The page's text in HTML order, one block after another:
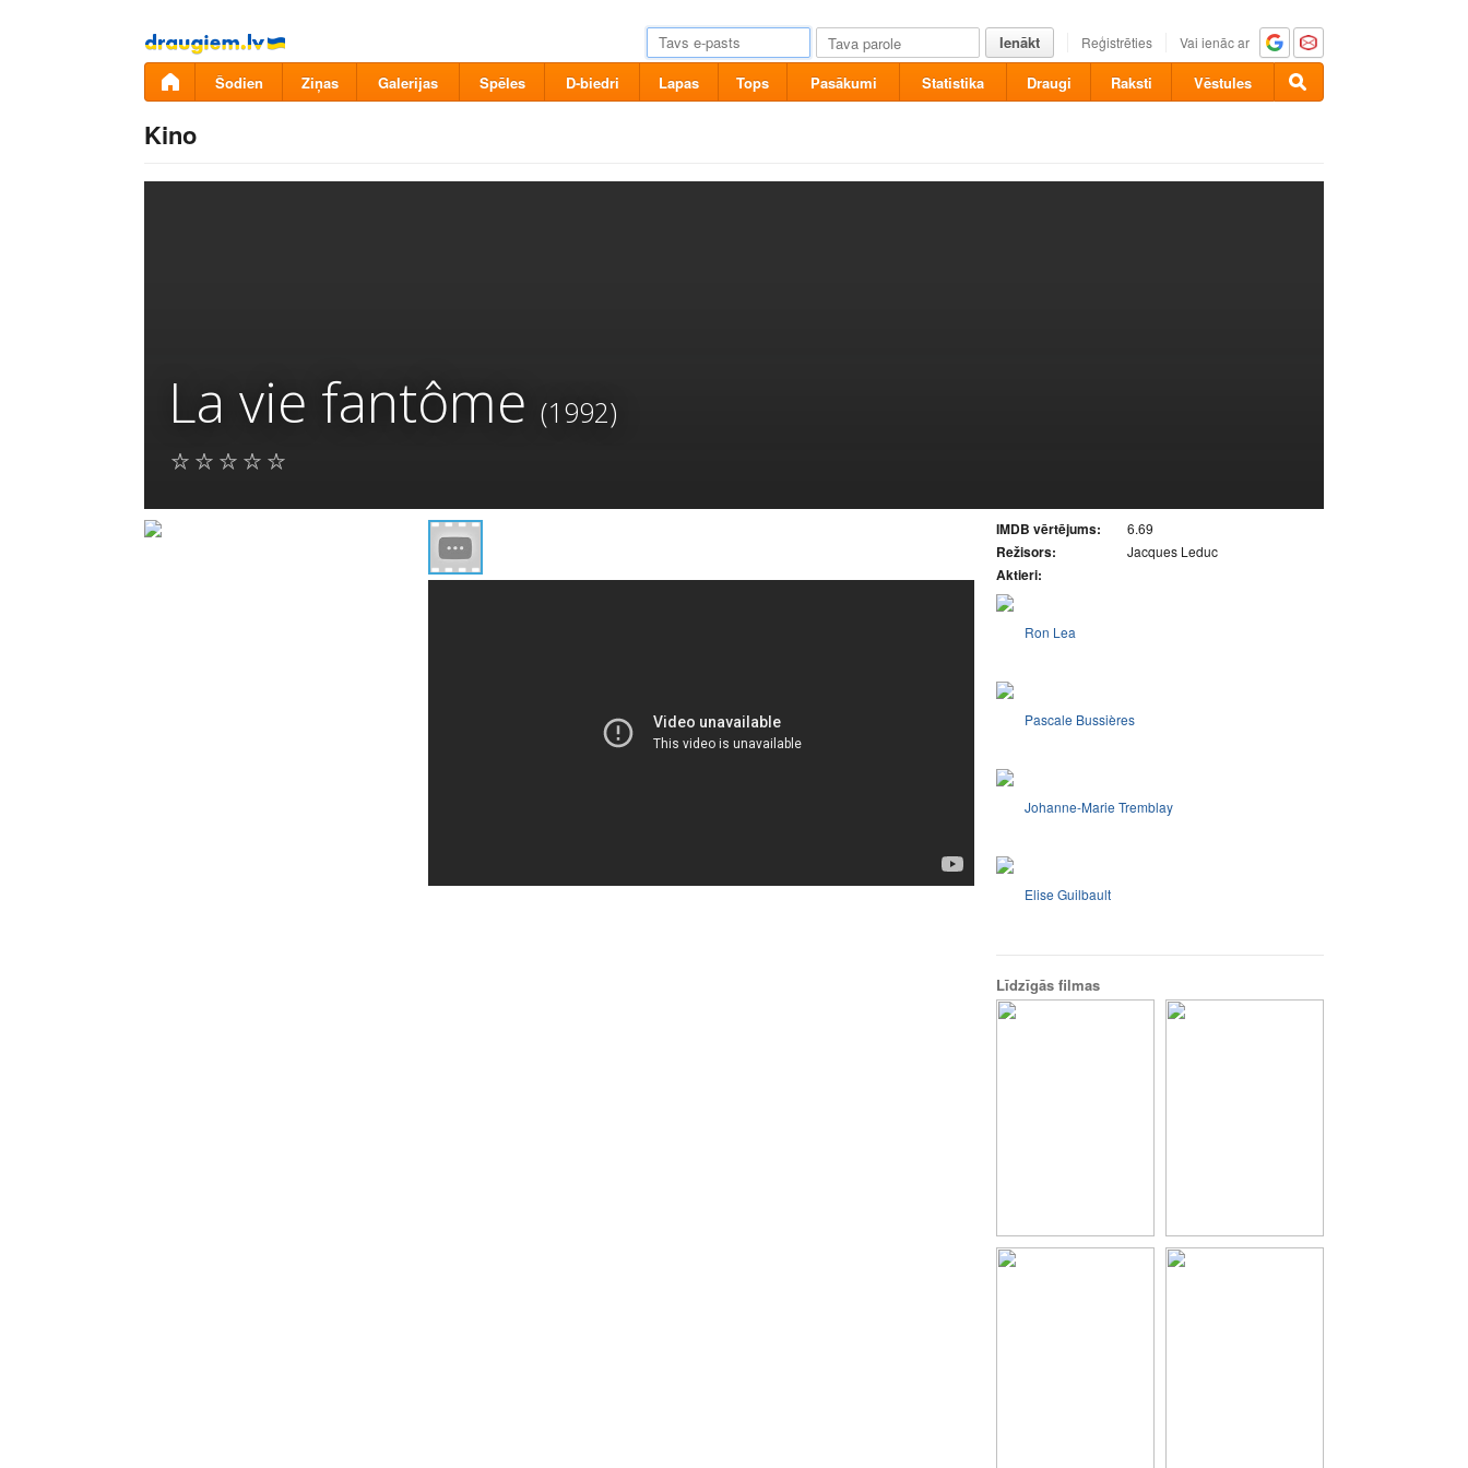
Pāriet
uz
saturu
Ienākt Reģistrēties Vai ienāc ar
Šodien Ziņas Galerijas Spēles D-biedri Lapas Tops Pasākumi Statistika Draugi Raksti Vēstules
Kino
La vie fantôme (1992)
IMDB vērtējums: 6.69
Režisors: Jacques Leduc
Aktieri:
Ron Lea
Pascale Bussières
Johanne-Marie Tremblay
Elise Guilbault
Līdzīgās filmas